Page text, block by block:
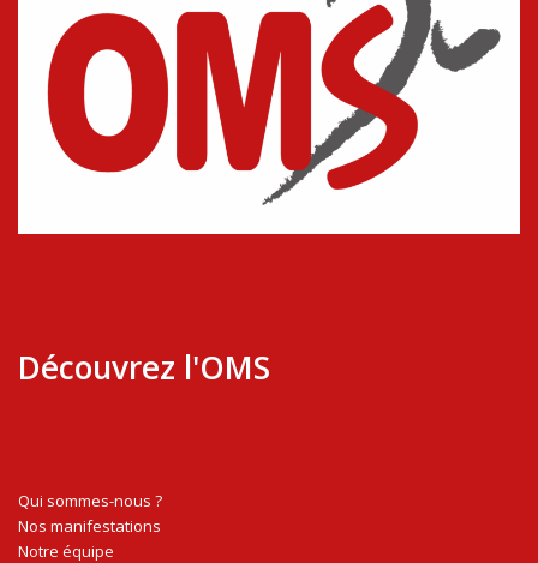
Découvrez l'OMS
Qui sommes-nous ?
Nos manifestations
Notre équipe